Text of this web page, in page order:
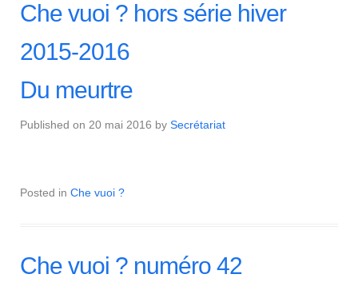
Che vuoi ? hors série hiver
2015-2016
Du meurtre
Published on 20 mai 2016 by Secrétariat
Posted in Che vuoi ?
Che vuoi ? numéro 42